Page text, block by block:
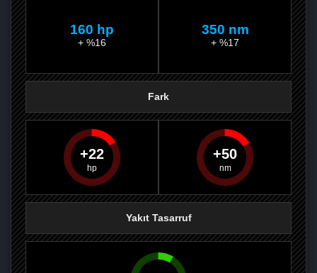
PAYLAŞPAYLAŞPLUS'TA
160 hp
+ %16
350 nm
+ %17
Fark
22 50
Yakıt Tasarruf